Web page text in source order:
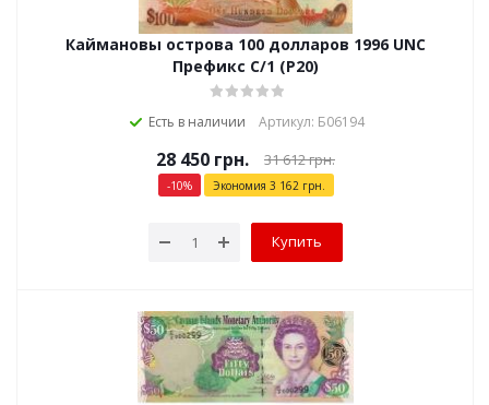
Каймановы острова 100 долларов 1996 UNC
Префикс С/1 (P20)
Есть в наличии Артикул: Б06194
28 450 грн. 31 612грн.
-10% Экономия 3 162грн.
Купить